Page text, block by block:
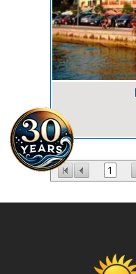
1